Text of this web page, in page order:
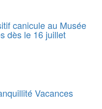
canicule au Musée
dès le 16 juillet
Vacances